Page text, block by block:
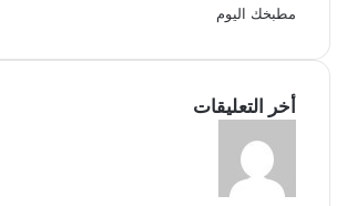
مطبخك اليوم
أخر التعليقات